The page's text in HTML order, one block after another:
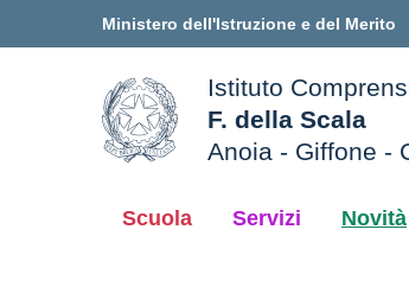
Ministero dell'Istruzione e del Merito
della scuola
Istituto
F. della Scala
Anoia - Giffone -
Scuola Servizi Novità